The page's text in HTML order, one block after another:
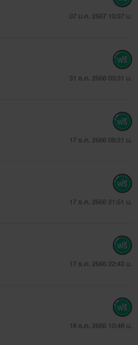
07 ม.ค. 2567 10:37 น.
31 ธ.ค. 2566 03:31 น.
17 ธ.ค. 2566 08:31 น.
17 ธ.ค. 2566 21:51 น.
17 ธ.ค. 2566 22:43 น.
18 ธ.ค. 2566 10:48 น.